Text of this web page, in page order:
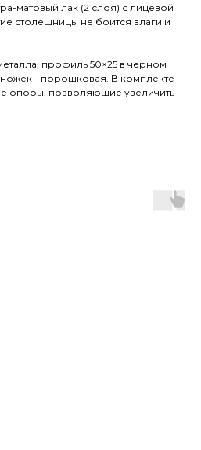
матовый лак (2 слоя) с лицевой
столешницы не боится влаги и
профиль 50×25 в черном
- порошковая. В комплекте
опоры, позволяющие увеличить